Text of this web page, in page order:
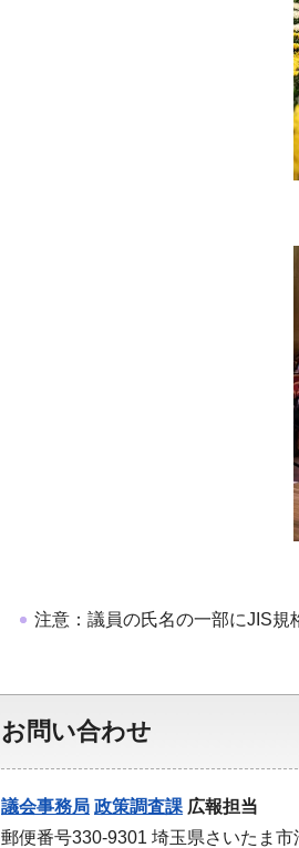
注意：議員の氏名の一部にJIS規
お問い合わせ
議会事務局 政策調査課 広報担当
郵便番号330-9301 埼玉県さいたま